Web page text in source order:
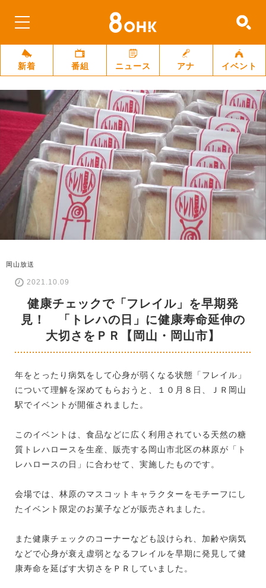
新着 番組 ニュース アナ イベント
岡山放送
2021.10.09
健康チェックで「フレイル」を早期発
見！ 「トレハの日」に健康寿命延伸の
大切さをＰＲ【岡山・岡山市】
年をとったり病気をして心身が弱くなる状態「フレイル」
について理解を深めてもらおうと、１０月８日、ＪＲ岡山
駅でイベントが開催されました。
このイベントは、食品などに広く利用されている天然の糖
質トレハロースを生産、販売する岡山市北区の林原が「ト
レハロースの日」に合わせて、実施したものです。
会場では、林原のマスコットキャラクターをモチーフにし
たイベント限定のお菓子などが販売されました。
また健康チェックのコーナーなども設けられ、加齢や病気
などで心身が衰え虚弱となるフレイルを早期に発見して健
康寿命を延ばす大切さをＰＲしていました。